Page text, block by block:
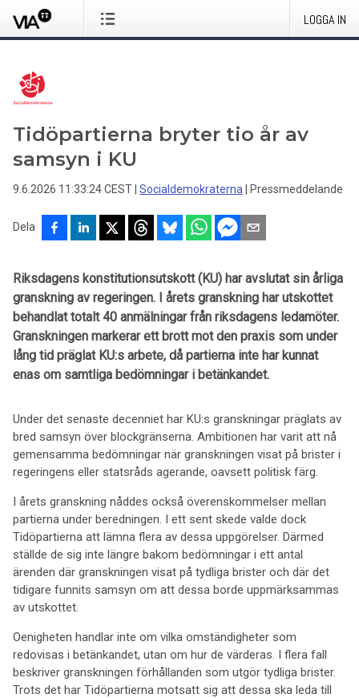
LOGGA IN
Tidöpartierna bryter tio år av
samsyn i KU
9.6.2026 11:33:24 CEST Socialdemokraterna Pressmeddelande
Dela
Riksdagens konstitutionsutskott (KU) har avslutat sin årliga
granskning av regeringen. I årets granskning har utskottet
behandlat totalt 40 anmälningar från riksdagens ledamöter.
Granskningen markerar ett brott mot den praxis som under
lång tid präglat KU:s arbete, då partierna inte har kunnat
enas om samtliga bedömningar i betänkandet.
Under det senaste decenniet har KU:s granskningar präglats av
bred samsyn över blockgränserna. Ambitionen har varit att nå
gemensamma bedömningar när granskningen visat på brister i
regeringens eller statsråds agerande, oavsett politisk färg.
I årets granskning nåddes också överenskommelser mellan
partierna under beredningen. I ett sent skede valde dock
Tidöpartierna att lämna flera av dessa uppgörelser. Därmed
ställde de sig inte längre bakom bedömningar i ett antal
ärenden där granskningen visat på tydliga brister och där det
tidigare funnits samsyn om att dessa borde uppmärksammas
av utskottet.
Oenigheten handlar inte om vilka omständigheter som
redovisas i betänkandet, utan om hur de värderas. I flera fall
beskriver granskningen förhållanden som utgör tydliga brister.
Trots det har Tidöpartierna motsatt sig att dessa ska leda till